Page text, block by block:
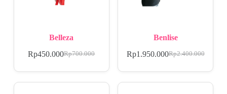
Belleza
Rp700.000
Rp450.000
Benlise
Rp2.400.000
Rp1.950.000